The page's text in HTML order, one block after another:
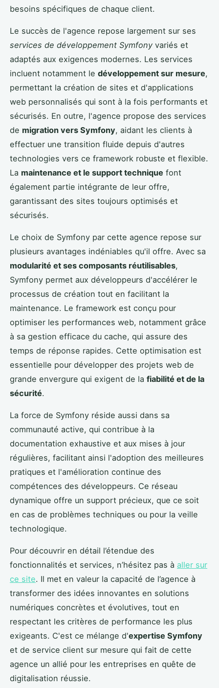
besoins spécifiques de chaque client.
Le succès de l'agence repose largement sur ses
services de développement Symfony variés et
adaptés aux exigences modernes. Les services
incluent notamment le développement sur mesure,
permettant la création de sites et d'applications
web personnalisés qui sont à la fois performants et
sécurisés. En outre, l'agence propose des services
de migration vers Symfony, aidant les clients à
effectuer une transition fluide depuis d'autres
technologies vers ce framework robuste et flexible.
La maintenance et le support technique font
également partie intégrante de leur offre,
garantissant des sites toujours optimisés et
sécurisés.
Le choix de Symfony par cette agence repose sur
plusieurs avantages indéniables qu'il offre. Avec sa
modularité et ses composants réutilisables,
Symfony permet aux développeurs d'accélérer le
processus de création tout en facilitant la
maintenance. Le framework est conçu pour
optimiser les performances web, notamment grâce
à sa gestion efficace du cache, qui assure des
temps de réponse rapides. Cette optimisation est
essentielle pour développer des projets web de
grande envergure qui exigent de la fiabilité et de la
sécurité.
La force de Symfony réside aussi dans sa
communauté active, qui contribue à la
documentation exhaustive et aux mises à jour
régulières, facilitant ainsi l'adoption des meilleures
pratiques et l'amélioration continue des
compétences des développeurs. Ce réseau
dynamique offre un support précieux, que ce soit
en cas de problèmes techniques ou pour la veille
technologique.
Pour découvrir en détail l’étendue des
fonctionnalités et services, n’hésitez pas à aller sur
ce site. Il met en valeur la capacité de l’agence à
transformer des idées innovantes en solutions
numériques concrètes et évolutives, tout en
respectant les critères de performance les plus
exigeants. C'est ce mélange d'expertise Symfony
et de service client sur mesure qui fait de cette
agence un allié pour les entreprises en quête de
digitalisation réussie.